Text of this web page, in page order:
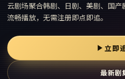
云剧场聚合韩剧、日剧、美剧、国
流畅播放，无需注册即点即追。
立即
最新剧